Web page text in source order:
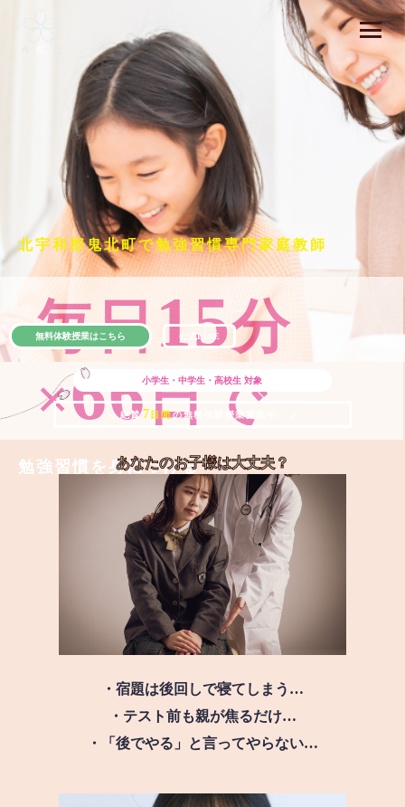
北宇和郡鬼北町で勉強習慣専門家庭教師
毎日15分
×66日で
勉強習慣を身につける
小学生・中学生・高校生 対象
＼ 絶賛 7 日間の無料体験授業実施中!! ／
無料体験授業はこちら 公式LINE
あなたのお子様は大丈夫？
・宿題は後回しで寝てしまう…
・テスト前も親が焦るだけ…
・「後でやる」と言ってやらない…